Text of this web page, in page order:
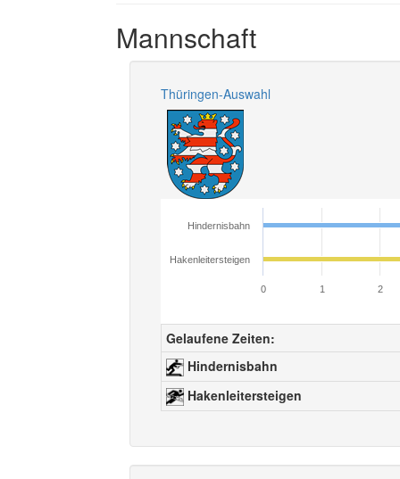
Mannschaft
Thüringen-Auswahl
Hindernisbahn
Hakenleitersteigen
0 1 2
Gelaufene Zeiten:
Hindernisbahn
Hakenleitersteigen